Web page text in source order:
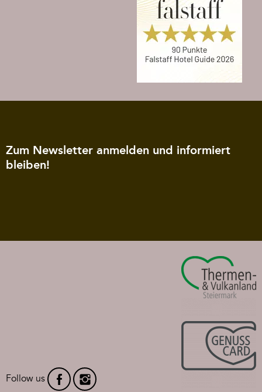
Zum Newsletter anmelden und informiert
bleiben!
Follow us